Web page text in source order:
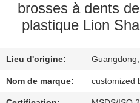
VISITE
CONTRÔLE
brosses à dents
plastique Lion
Lieu d'origine:
Nom de marque: customized